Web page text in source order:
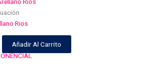
Rios
Añadir Al Carrito